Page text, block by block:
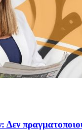
Δεν